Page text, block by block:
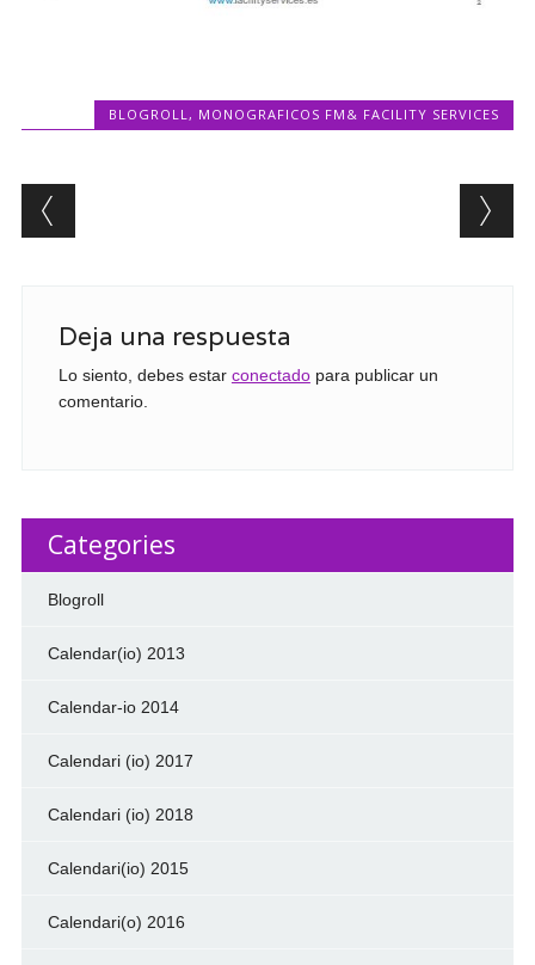
BLOGROLL, MONOGRAFICOS FM& FACILITY SERVICES
Post navigation
Deja una respuesta
Lo siento, debes estar conectadopara publicar un
comentario.
Categories
Blogroll
Calendar(io) 2013
Calendar-io 2014
Calendari (io) 2017
Calendari (io) 2018
Calendari(io) 2015
Calendari(o) 2016